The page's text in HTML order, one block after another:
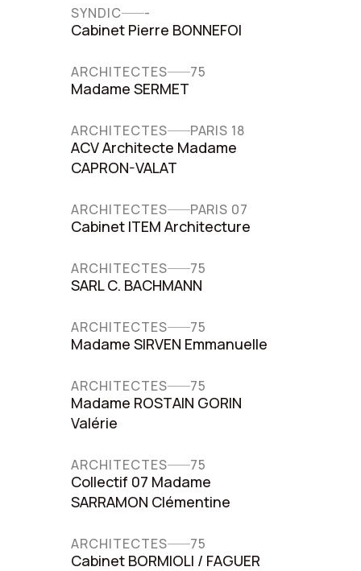
SYNDIC -
Cabinet Pierre BONNEFOI
ARCHITECTES 75
Madame SERMET
ARCHITECTES PARIS 18
ACV Architecte Madame
CAPRON-VALAT
ARCHITECTES PARIS 07
Cabinet ITEM Architecture
ARCHITECTES 75
SARL C. BACHMANN
ARCHITECTES 75
Madame SIRVEN Emmanuelle
ARCHITECTES 75
Madame ROSTAIN GORIN
Valérie
ARCHITECTES 75
Collectif 07 Madame
SARRAMON Clémentine
ARCHITECTES 75
Cabinet BORMIOLI / FAGUER